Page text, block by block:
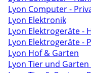
Lyon Computer -
Lyon Elektronik
Lyon Elektrogeräte -
Lyon Elektrogeräte -
Lyon Hof & Garten
Lyon Tier und